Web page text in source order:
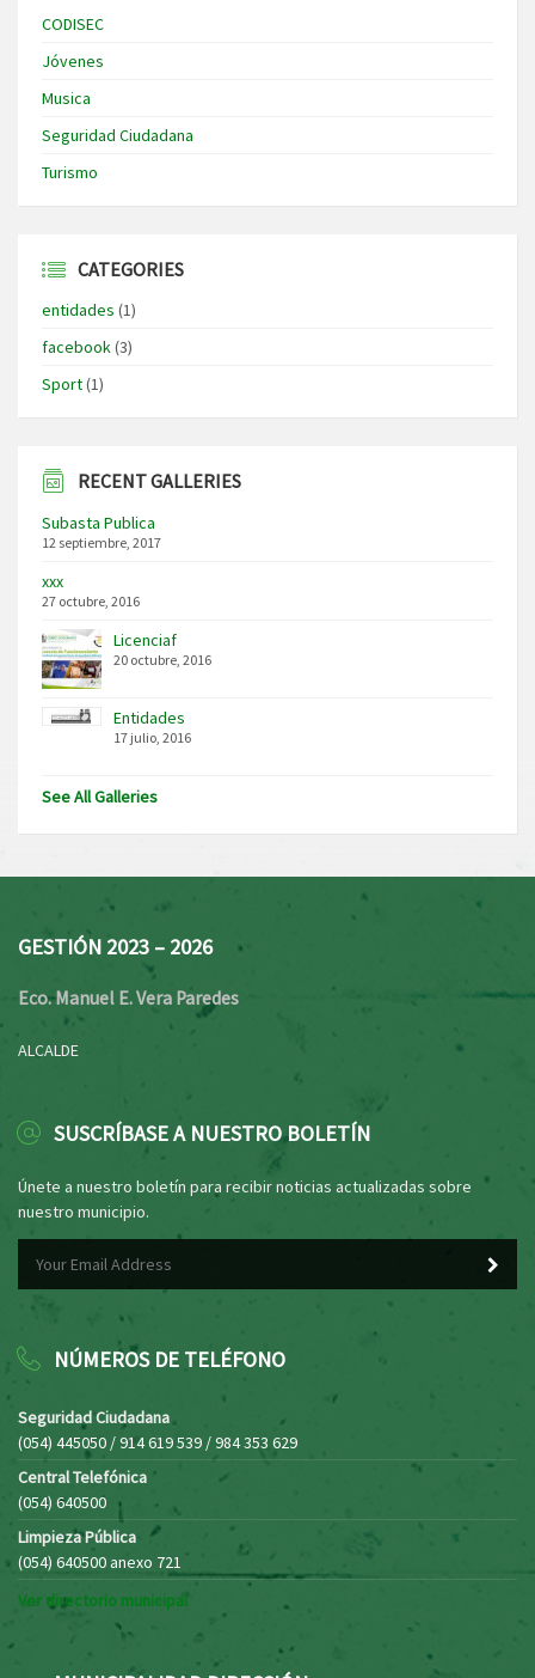
CODISEC
Jóvenes
Musica
Seguridad Ciudadana
Turismo
CATEGORIES
entidades (1)
facebook(3)
Sport(1)
RECENT GALLERIES
Subasta Publica
12 septiembre, 2017
xxx
27 octubre, 2016
Licenciaf
20 octubre, 2016
Entidades
17 julio, 2016
See All Galleries
GESTIÓN 2023 – 2026
Eco. Manuel E. Vera Paredes
ALCALDE
SUSCRÍBASE A NUESTRO BOLETÍN
Únete a nuestro boletín para recibir noticias actualizadas sobre
nuestro municipio.
NÚMEROS DE TELÉFONO
Seguridad Ciudadana
(054) 445050 / 914 619 539 / 984 353 629
Central Telefónica
(054) 640500
Limpieza Pública
(054) 640500 anexo 721
Ver directorio municipal